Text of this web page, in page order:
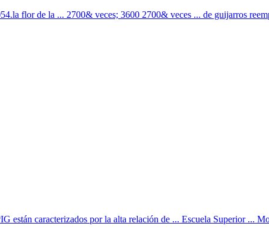
flor de la ... 2700& veces; 3600 2700& veces ... de guijarros
caracterizados por la alta relación de ... Escuela Superior ...